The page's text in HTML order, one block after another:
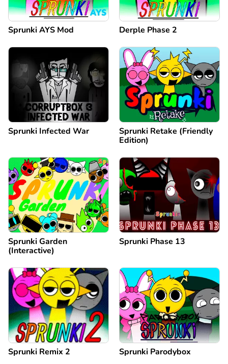
Sprunki AYS Mod Derple Phase 2
Sprunki Infected War
Sprunki Retake (Friendly
Edition)
Sprunki Garden
(Interactive)
Sprunki Phase 13
Sprunki Remix 2 Sprunki Parodybox